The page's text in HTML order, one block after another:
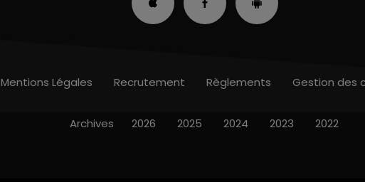
Mentions Légales Recrutement Règlements Gestion des
Archives 2026 2025 2024 2023 2022